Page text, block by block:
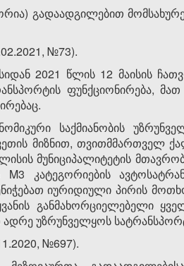
გადაადგილებით
№73).
2021 წლის 12 მაისის
ფუნქციონირება,
საქმიანობის
მიზნით, თვითმმართველ
მუნიციპალიტეტის
M3 კატეგორიების
ენიჭებათ იურიდიული პირის
განმახორციელებელი
ადრე უზრუნველყოს
№697).